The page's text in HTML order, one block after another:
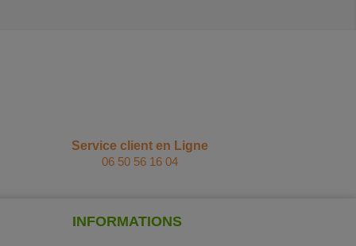
Service client en Ligne
06 50 56 16 04
INFORMATIONS